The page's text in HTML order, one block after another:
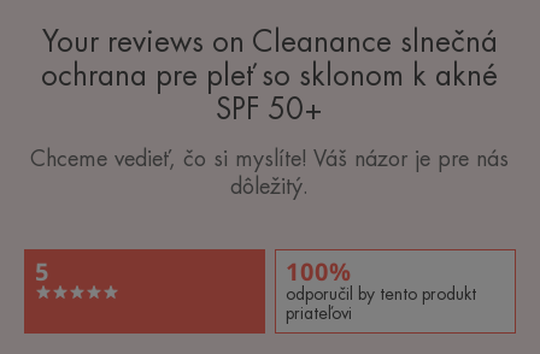
Your reviews on Cleanance slnečná
ochrana pre pleť so sklonom k akné
SPF 50+
Chceme vedieť, čo si myslíte! Váš názor je pre nás
dôležitý.
5 100%
odporučil by tento produkt
priateľovi